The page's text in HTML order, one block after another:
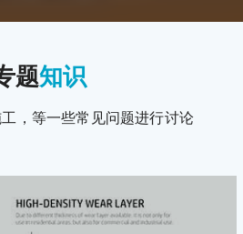
题知识
，等一些常见问题进行讨论